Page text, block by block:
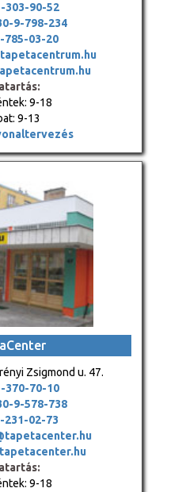
303-90-52
9-798-234
785-03-20
9-18
9-13
Zsigmond u. 47.
370-70-10
9-578-738
231-02-73
9-18